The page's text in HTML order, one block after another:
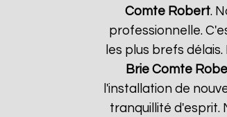
Comte Robert.
professionnelle.
les plus brefs
Brie Comte
l'installation de
tranquillité d'esprit.